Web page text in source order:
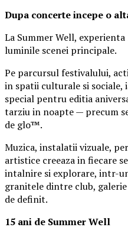
Dupa concerte incepe o
La Summer Well,
luminile scenei principale.
Pe parcursul festivalului,
in spatii culturale si
special pentru editia
tarziu in noapte — precum
de glo™.
Muzica, instalatii vizuale,
artistice creeaza in fiecare
intalnire si explorare, intr-
granitele dintre club,
de definit.
15 ani de Summer Well